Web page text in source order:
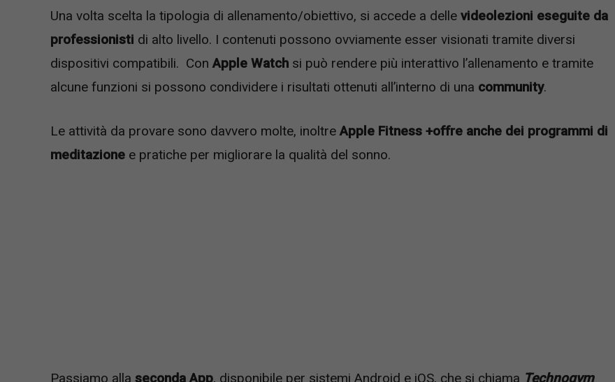
Una volta scelta la tipologia di allenamento/obiettivo, si accede a delle videolezioni eseguite da
professionisti di alto livello. I contenuti possono ovviamente esser visionati tramite diversi
dispositivi compatibili. ConApple Watch si può rendere più interattivo l’allenamento e tramite
alcune funzioni si possono condividere i risultati ottenuti all’interno di una community.
Le attività da provare sono davvero molte, inoltreApple Fitness +offre anche dei programmi di
meditazione e pratiche per migliorare la qualità del sonno.
Passiamo alla seconda App, disponibile per sistemi Android e iOS, che si chiama Technogym